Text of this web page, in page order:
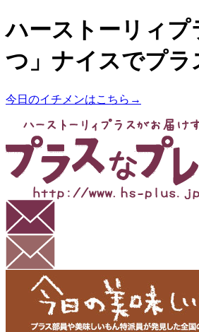
ハーストーリィプ
つ」ナイスでプ
今日のイチメンはこちら→